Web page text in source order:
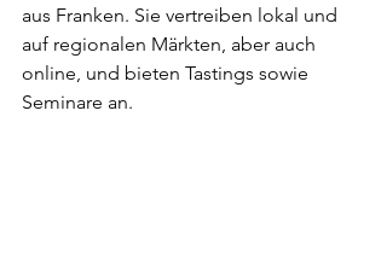
aus Franken. Sie vertreiben lokal und
auf regionalen Märkten, aber auch
online, und bieten Tastings sowie
Seminare an.